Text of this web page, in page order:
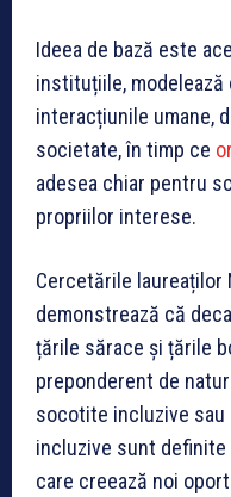
Ideea de bază este
instituțiile,
interacțiunile umane,
societate, în timp ce
adesea chiar pentru
propriilor interese.
Cercetările laureaților
demonstrează că
țările sărace și țările
preponderent de
socotite incluzive
incluzive sunt
care creează noi